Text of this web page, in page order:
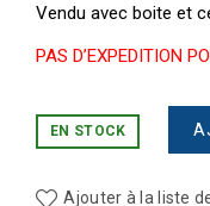
Vendu avec boite et
PAS D’EXPEDITION
EN STOCK
Ajouter à la liste